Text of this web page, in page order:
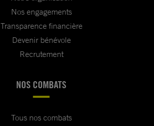
Nos engagements
Transparence financière
Devenir bénévole
Recrutement
NOS COMBATS
Tous nos combats